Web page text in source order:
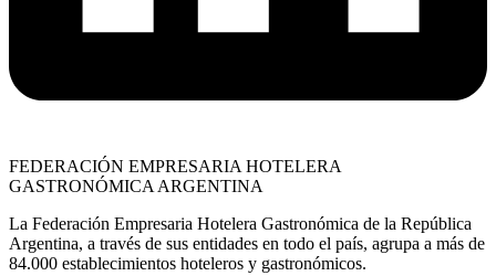
FEDERACIÓN EMPRESARIA HOTELERA
GASTRONÓMICA ARGENTINA
La Federación Empresaria Hotelera Gastronómica de la República
Argentina, a través de sus entidades en todo el país, agrupa a más de
84.000 establecimientos hoteleros y gastronómicos.